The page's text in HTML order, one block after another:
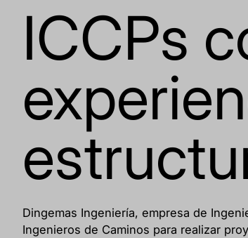
ICCPs
Dingemas Ingeniería, empresa de
Ingenieros de Caminos para realizar